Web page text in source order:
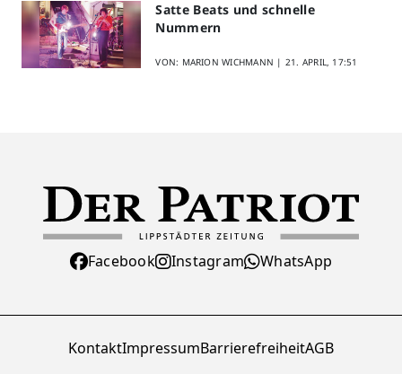
Satte Beats und schnelle
Nummern
VON: MARION WICHMANN | 21. APRIL, 17:51
Facebook Instagram WhatsApp
KontaktImpressumBarrierefreiheitAGB